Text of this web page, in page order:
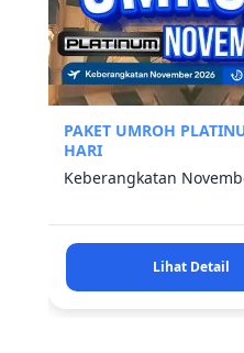
PAKET UMROH
HARI
Keberangkatan
Lihat Detail